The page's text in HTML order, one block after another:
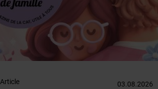
Article 03.08.2026